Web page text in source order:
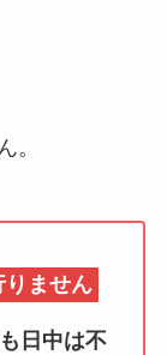
。
りません
日中は不